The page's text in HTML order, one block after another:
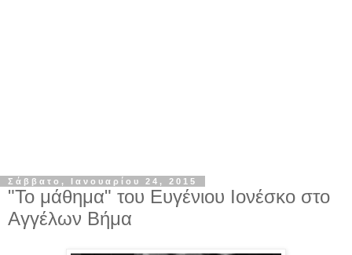
Σάββατο, Ιανουαρίου 24, 2015
"Το μάθημα" του Ευγένιου Ιονέσκο στο
Αγγέλων Βήμα